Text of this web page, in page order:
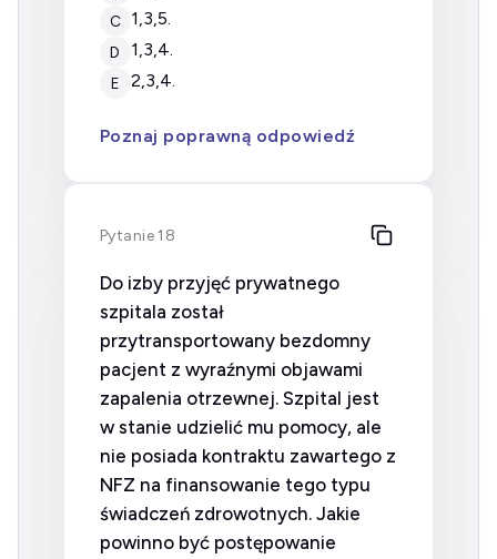
C 1,3,5.
D 1,3,4.
E 2,3,4.
Poznaj poprawną odpowiedź
Pytanie 18
Do izby przyjęć prywatnego
szpitala został
przytransportowany bezdomny
pacjent z wyraźnymi objawami
zapalenia otrzewnej. Szpital jest
w stanie udzielić mu pomocy, ale
nie posiada kontraktu zawartego z
NFZ na finansowanie tego typu
świadczeń zdrowotnych. Jakie
powinno być postępowanie